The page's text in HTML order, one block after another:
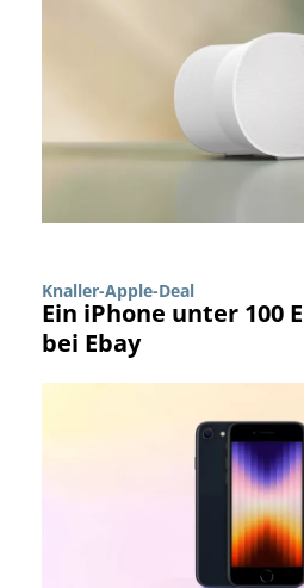
Knaller-Apple-Deal
Ein iPhone unter 100
bei Ebay